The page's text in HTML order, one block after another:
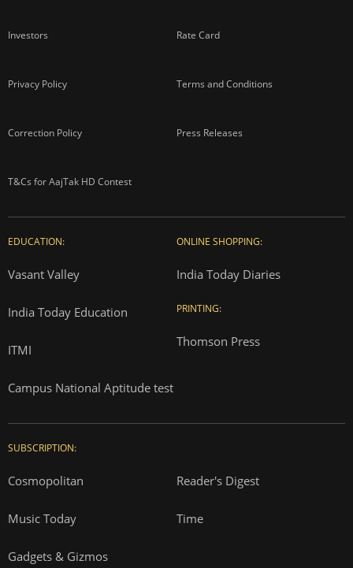
Investors Rate Card
Privacy Policy Terms and Conditions
Correction Policy Press Releases
T&Cs for AajTak HD Contest
EDUCATION:
Vasant Valley
India Today Education
ITMI
Campus National Aptitude test
ONLINE SHOPPING:
India Today Diaries
PRINTING:
Thomson Press
SUBSCRIPTION:
Cosmopolitan Reader's Digest
Music Today Time
Gadgets & Gizmos